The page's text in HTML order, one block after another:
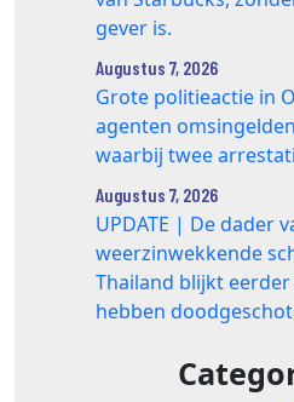
gever is.
Augustus 7, 2026
Grote politieactie in
agenten
waarbij twee
Augustus 7, 2026
UPDATE | De dader
weerzinwekkende
Thailand blijkt
hebben